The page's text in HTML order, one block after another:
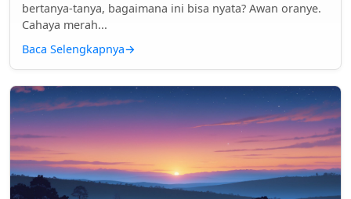
bertanya-tanya, bagaimana ini bisa nyata? Awan oranye.
Cahaya merah...
Baca Selengkapnya→